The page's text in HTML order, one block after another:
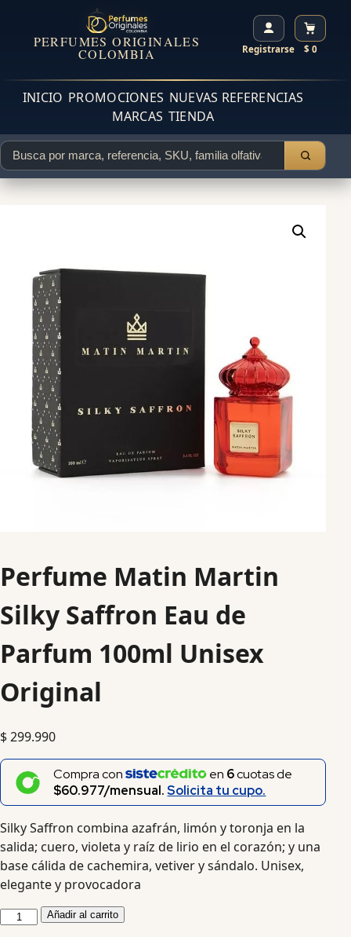
PERFUMES ORIGINALES
COLOMBIA Registrarse $ 0
INICIO PROMOCIONES NUEVAS REFERENCIAS
MARCAS TIENDA
Perfume Matin Martin
Silky Saffron Eau de
Parfum 100ml Unisex
Original
$299.990
Compra con en 6cuotas de
$60.977/mensual.Solicita tu cupo.
Silky Saffron combina azafrán, limón y toronja en la
salida; cuero, violeta y raíz de lirio en el corazón; y una
base cálida de cachemira, vetiver y sándalo. Unisex,
elegante y provocadora
Añadir al carrito